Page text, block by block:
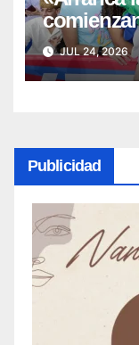
JUL 24, 2026
Publicidad